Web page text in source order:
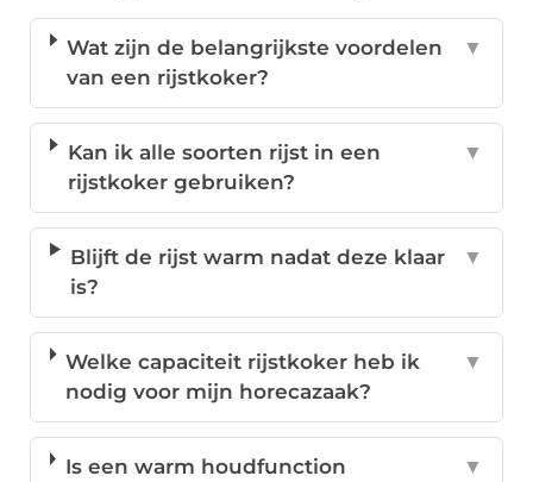
Wat zijn de belangrijkste voordelen
van een rijstkoker?
▼
Kan ik alle soorten rijst in een
rijstkoker gebruiken?
▼
Blijft de rijst warm nadat deze klaar
is?
▼
Welke capaciteit rijstkoker heb ik
nodig voor mijn horecazaak?
▼
Is een warm houdfunction
▼